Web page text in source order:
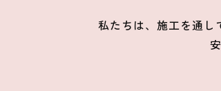
私たちは、施工を通し